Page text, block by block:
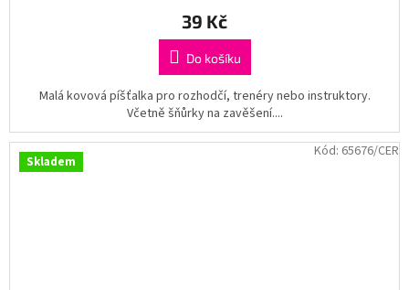
39 Kč
Do košíku
Malá kovová píšťalka pro rozhodčí, trenéry nebo instruktory.
Včetně šňůrky na zavěšení....
Skladem
Kód: 65676/CER